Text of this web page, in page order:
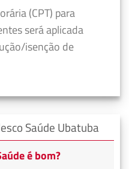
(CPT) para
será aplicada
isenção de
Saúde Ubatuba
é bom?